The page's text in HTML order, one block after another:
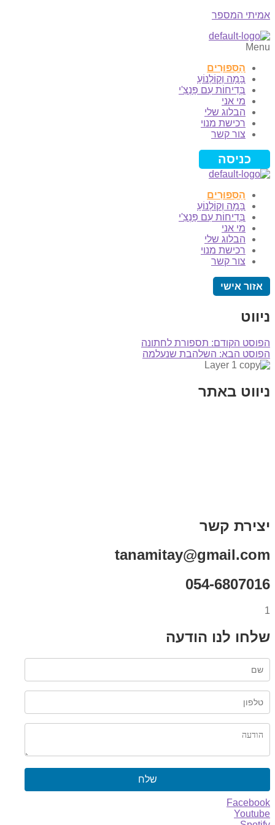
אמיתי המספר
Menu
הַסִּפּוּרִים
בָּמָה וְקוֹלְנוֹעַ
בְּדִיחוֹת עִם פַּנְצִ'י
מי אני
הבלוג שלי
רכישת מנוי
צור קשר
כניסה
הַסִּפּוּרִים
בָּמָה וְקוֹלְנוֹעַ
בְּדִיחוֹת עִם פַּנְצִ'י
מי אני
הבלוג שלי
רכישת מנוי
צור קשר
אזור אישי
ניווט
הפוסט הקודם: תספורת לחתונה
הפוסט הבא: השלהבת שנעלמה
ניווט באתר
יצירת קשר
tanamitay@gmail.com
054-6807016
1
שלחו לנו הודעה
שלח
Facebook
Youtube